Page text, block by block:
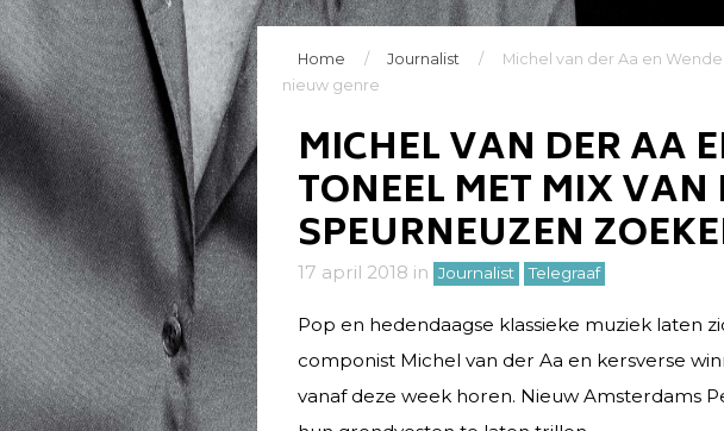
Home / Journalist /
Michel van der Aa en
nieuw genre
MICHEL VAN DER AA
TONEEL MET MIX
SPEURNEUZEN
17 april 2018 in Journalist Telegraaf
Pop en hedendaagse klassieke muziek laten
componist Michel van der Aa en kersverse
vanaf deze week horen. Nieuw Amsterdams